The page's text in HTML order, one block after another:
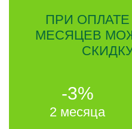
ПРИ
МЕСЯЦЕВ
-3%
2 месяца